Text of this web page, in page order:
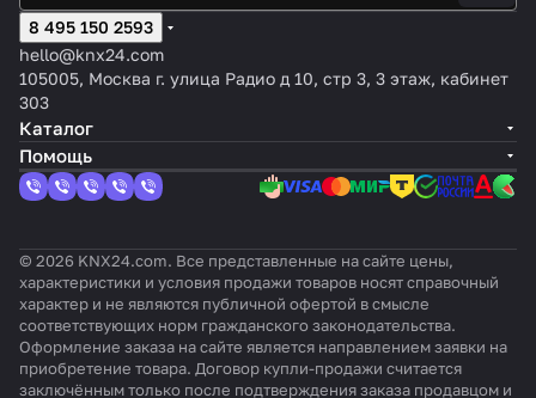
8 495 150 2593
hello@knx24.com
105005, Москва г. улица Радио д 10, стр 3, 3 этаж, кабинет
303
Каталог
Помощь
© 2026 KNX24.com. Все представленные на сайте цены,
характеристики и условия продажи товаров носят справочный
характер и не являются публичной офертой в смысле
соответствующих норм гражданского законодательства.
Оформление заказа на сайте является направлением заявки на
приобретение товара. Договор купли-продажи считается
заключённым только после подтверждения заказа продавцом и